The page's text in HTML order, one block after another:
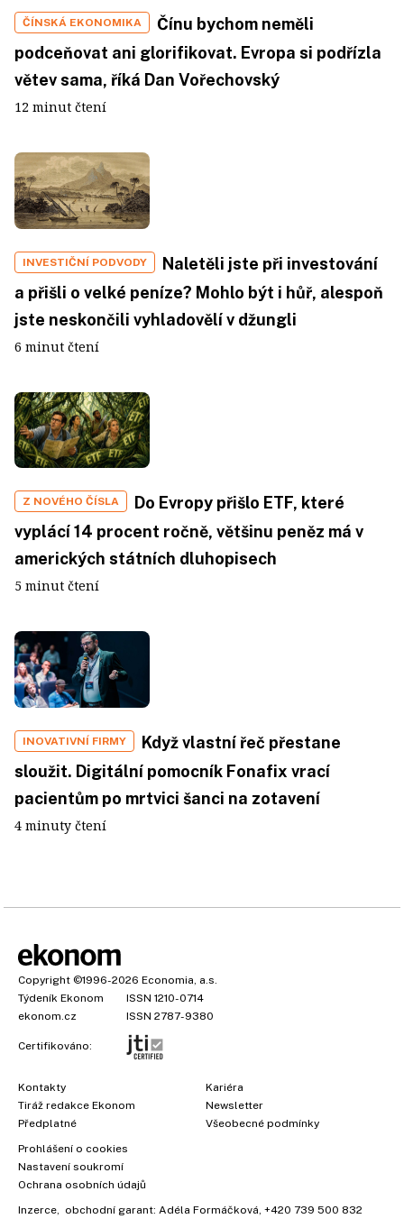
ČÍNSKÁ EKONOMIKA
Čínu bychom neměli
podceňovat ani glorifikovat. Evropa si podřízla
větev sama, říká Dan Vořechovský
12 minut čtení
INVESTIČNÍ PODVODY
Naletěli jste při investování
a přišli o velké peníze? Mohlo být i hůř, alespoň
jste neskončili vyhladovělí v džungli
6 minut čtení
Z NOVÉHO ČÍSLA
Do Evropy přišlo ETF, které
vyplácí 14 procent ročně, většinu peněz má v
amerických státních dluhopisech
5 minut čtení
INOVATIVNÍ FIRMY
Když vlastní řeč přestane
sloužit. Digitální pomocník Fonafix vrací
pacientům po mrtvici šanci na zotavení
4 minuty čtení
Copyright ©1996-2026 Economia, a.s.
Týdeník Ekonom
ISSN 1210-0714
ekonom.cz
ISSN 2787-9380
Certifikováno:
Kontakty
Tiráž redakce Ekonom
Předplatné
Kariéra
Newsletter
Všeobecné podmínky
Prohlášení o cookies
Nastavení soukromí
Ochrana osobních údajů
Inzerce, obchodní garant: Adéla Formáčková, +420 739 500 832